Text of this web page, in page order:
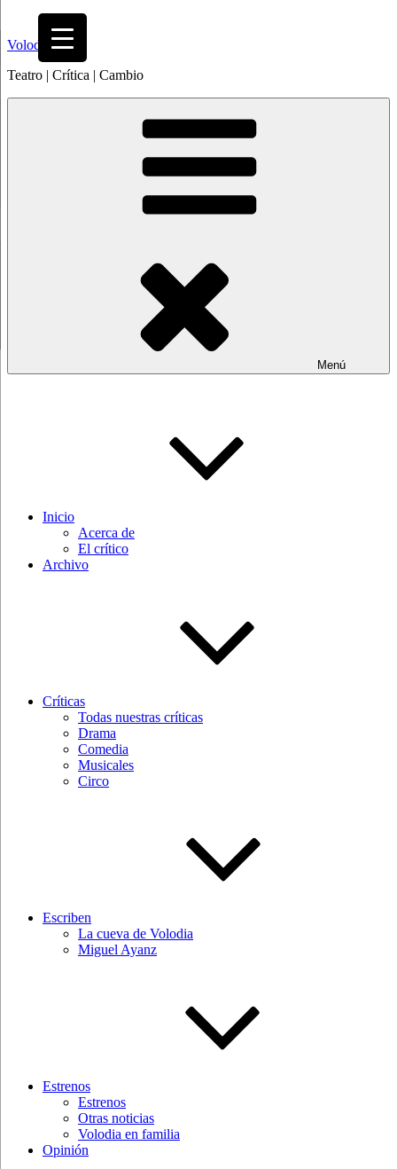
contenido
Volodia
Teatro | Crítica | Cambio
Menú
Inicio
Acerca de
El crítico
Archivo
Críticas
Todas nuestras críticas
Drama
Comedia
Musicales
Circo
Escriben
La cueva de Volodia
Miguel Ayanz
Estrenos
Estrenos
Otras noticias
Volodia en familia
Opinión